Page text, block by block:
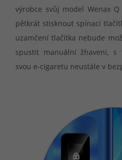
výrobce svůj model Wenax
pětkrát stisknout spínací
uzamčení tlačítka nebude
spustit manuální žhavení,
svou e-cigaretu neustále v